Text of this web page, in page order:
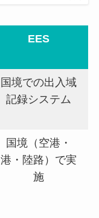
EES
国境での出入域
記録システム
国境（空港・
港・陸路）で実
施